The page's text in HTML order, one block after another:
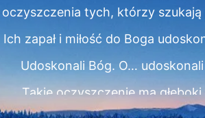
oczyszczenia tych, którzy szukają
Ich zapał i miłość do Boga
Udoskonali Bóg. O…
Takie oczyszczenie ma głęboki